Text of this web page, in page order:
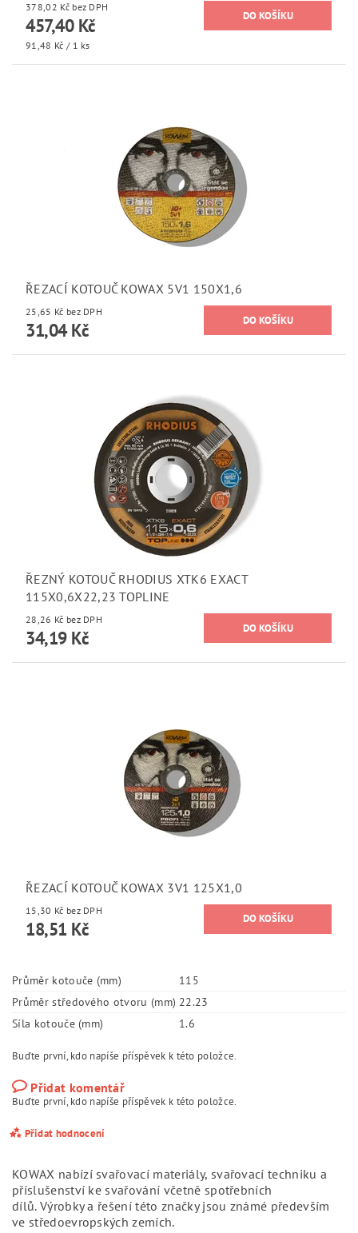
378,02 Kč bez DPH
457,40 Kč
91,48 Kč / 1 ks
ŘEZACÍ KOTOUČ KOWAX 5V1 150X1,6
25,65 Kč bez DPH
31,04 Kč
ŘEZNÝ KOTOUČ RHODIUS XTK6 EXACT
115X0,6X22,23 TOPLINE
28,26 Kč bez DPH
34,19 Kč
ŘEZACÍ KOTOUČ KOWAX 3V1 125X1,0
15,30 Kč bez DPH
18,51 Kč
Průměr kotouče (mm)
115
Průměr středového otvoru (mm) 22.23
Síla kotouče (mm)
1.6
Buďte první, kdo napíše příspěvek k této položce.
Přidat komentář
Buďte první, kdo napíše příspěvek k této položce.
Přidat hodnocení
KOWAX nabízí svařovací materiály, svařovací techniku a
příslušenství ke svařování včetně spotřebních
dílů.Výrobky a řešení této značky jsou známé především
ve středoevropských zemích.